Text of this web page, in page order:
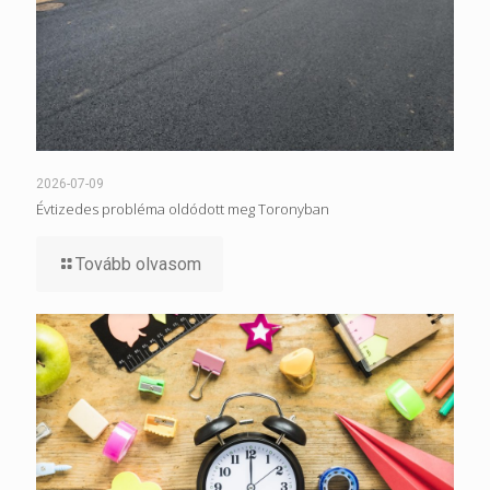
2026-07-09
Évtizedes probléma oldódott meg Toronyban
Tovább olvasom